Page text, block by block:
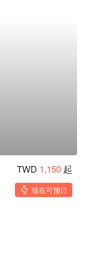
TWD 1,150 起
现在可预订